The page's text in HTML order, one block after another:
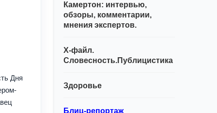
Дня
Камертон: интервью,
обзоры, комментарии,
мнения экспертов.
Х-файл.
Словесность.Публицистика
Здоровье
Блиц-репортаж